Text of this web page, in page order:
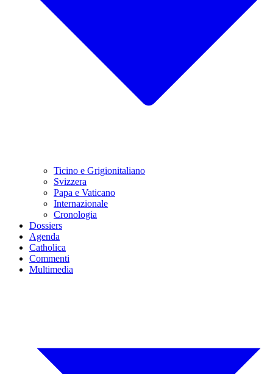
Ticino e Grigionitaliano
Svizzera
Papa e Vaticano
Internazionale
Cronologia
Dossiers
Agenda
Catholica
Commenti
Multimedia